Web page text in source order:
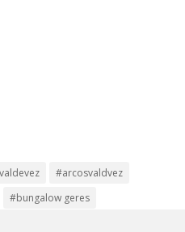
#arcosvaldvez
#bungalow geres